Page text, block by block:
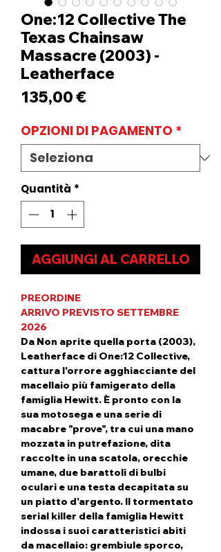
One:12 Collective The
Texas Chainsaw
Massacre (2003) -
Leatherface
135,00 €Prezzo
OPZIONI DI PAGAMENTO *
Quantità *
AGGIUNGI AL CARRELLO
PREORDINE
ARRIVO PREVISTO SETTEMBRE
2026
Da Non aprite quella porta (2003),
Leatherface di One:12 Collective,
cattura l'orrore agghiacciante del
macellaio più famigerato della
famiglia Hewitt. È pronto con la
sua motosega e una serie di
macabre "prove", tra cui una mano
mozzata in putrefazione, dita
raccolte in una scatola, orecchie
umane, due barattoli di bulbi
oculari e una testa decapitata su
un piatto d'argento. Il tormentato
serial killer della famiglia Hewitt
indossa i suoi caratteristici abiti
da macellaio: grembiule sporco,